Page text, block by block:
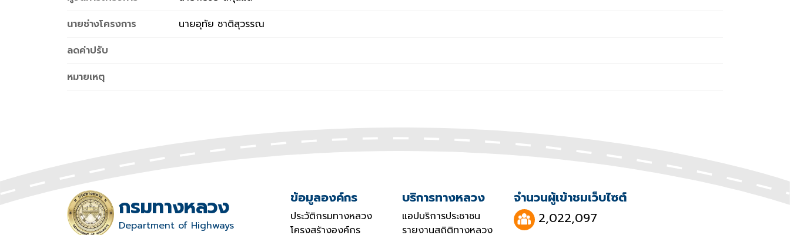
นายช่างโครงการ
นายอุทัย ชาติสุวรรณ
ลดค่าปรับ
หมายเหตุ
กรมทางหลวง
Department of Highways
ข้อมูลองค์กร
ประวัติกรมทางหลวง
โครงสร้างองค์กร
บริการทางหลวง
แอปบริการประชาชน
รายงานสถิติทางหลวง
จำนวนผู้เข้าชมเว็บไซต์
2,022,097